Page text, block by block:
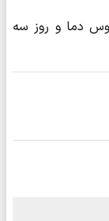
دما و روز سه